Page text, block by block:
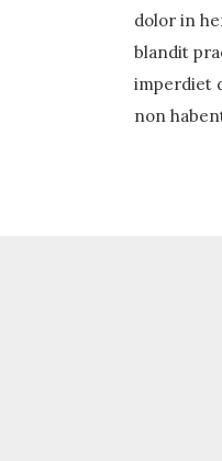
dolor in
blandit
imperdiet
non